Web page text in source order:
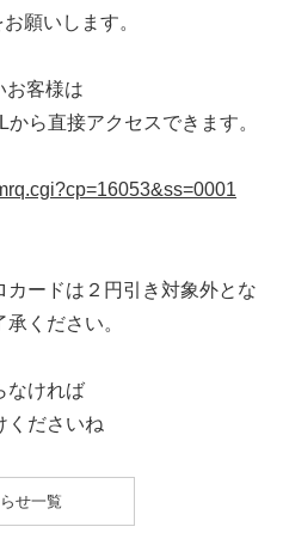
願いします。
お客様は
ら直接アクセスできます。
ードは２円引き対象外とな
ください。
なければ
くださいね
せ一覧